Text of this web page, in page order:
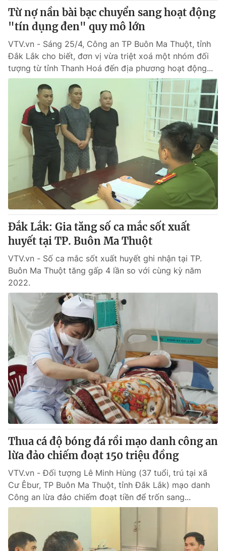
Từ nợ nần bài bạc chuyển sang hoạt động
"tín dụng đen" quy mô lớn
VTV.vn - Sáng 25/4, Công an TP Buôn Ma Thuột, tỉnh
Đắk Lắk cho biết, đơn vị vừa triệt xoá một nhóm đối
tượng từ tỉnh Thanh Hoá đến địa phương hoạt động...
Đắk Lắk: Gia tăng số ca mắc sốt xuất
huyết tại TP. Buôn Ma Thuột
VTV.vn - Số ca mắc sốt xuất huyết ghi nhận tại TP.
Buôn Ma Thuột tăng gấp 4 lần so với cùng kỳ năm
2022.
Thua cá độ bóng đá rồi mạo danh công an
lừa đảo chiếm đoạt 150 triệu đồng
VTV.vn - Đối tượng Lê Minh Hùng (37 tuổi, trú tại xã
Cư Êbur, TP Buôn Ma Thuột, tỉnh Đắk Lắk) mạo danh
Công an lừa đảo chiếm đoạt tiền để trốn sang...